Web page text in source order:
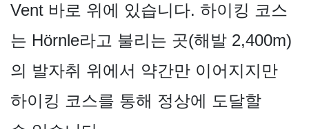
Vent 바로 위에 있습니다. 하이킹 코스
는 Hörnle라고 불리는 곳(해발 2,400m)
의 발자취 위에서 약간만 이어지지만
하이킹 코스를 통해 정상에 도달할